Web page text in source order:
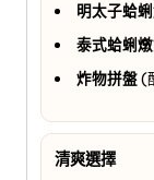
明太子蛤
泰式蛤蜊
炸物拼盤(
清爽選擇